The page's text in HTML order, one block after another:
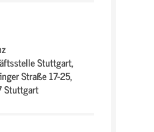
Stuttgart,
Straße 17-25,
Stuttgart